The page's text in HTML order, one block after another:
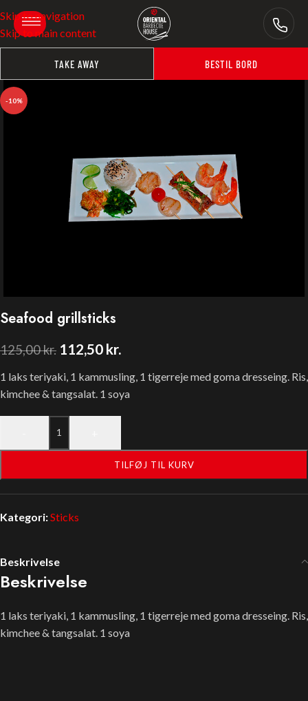
Skip to navigation
Skip to main content
TAKE AWAY BESTIL BORD
-10%
Seafood grillsticks
125,00kr. 112,50 kr.
1 laks teriyaki, 1 kammusling, 1 tigerreje med goma dresseing. Ris,
kimchee & tangsalat. 1 soya
TILFØJ TIL KURV
Kategori:Sticks
Beskrivelse
Beskrivelse
1 laks teriyaki, 1 kammusling, 1 tigerreje med goma dresseing. Ris,
kimchee & tangsalat. 1 soya